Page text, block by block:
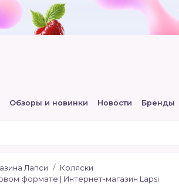
Обзоры и новинки Новости Бренды
Лапси
Коляски
формате | Интернет-магазин Lapsi